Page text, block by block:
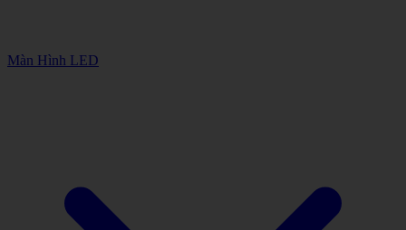
Màn Hình LED